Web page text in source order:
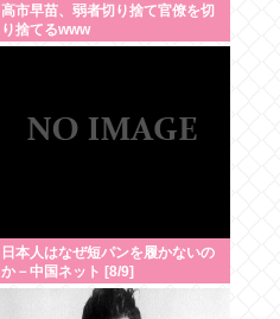
高市早苗、弱者切り捨て官僚を切
り捨てるwww
日本人はなぜ短パンを履かないの
か－中国ネット [8/9]